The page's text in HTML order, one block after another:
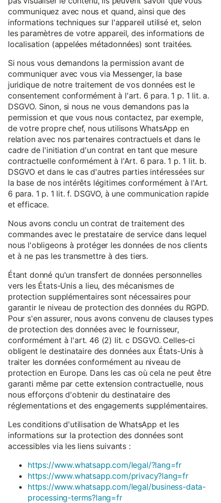
communiquez avec nous et quand, ainsi que des
informations techniques sur l'appareil utilisé et, selon
les paramètres de votre appareil, des informations de
localisation (appelées métadonnées) sont traitées.
Si nous vous demandons la permission avant de
communiquer avec vous via Messenger, la base
juridique de notre traitement de vos données est le
consentement conformément à l'art. 6 para. 1 p. 1 lit. a.
DSGVO. Sinon, si nous ne vous demandons pas la
permission et que vous nous contactez, par exemple,
de votre propre chef, nous utilisons WhatsApp en
relation avec nos partenaires contractuels et dans le
cadre de l'initiation d'un contrat en tant que mesure
contractuelle conformément à l'Art. 6 para. 1 p. 1 lit. b.
DSGVO et dans le cas d'autres parties intéressées sur
la base de nos intérêts légitimes conformément à l'Art.
6 para. 1 p. 1 lit. f. DSGVO, à une communication rapide
et efficace.
Nous avons conclu un contrat de traitement des
commandes avec le prestataire de service dans lequel
nous l'obligeons à protéger les données de nos clients
et à ne pas les transmettre à des tiers.
Étant donné qu'un transfert de données personnelles
vers les États-Unis a lieu, des mécanismes de
protection supplémentaires sont nécessaires pour
garantir le niveau de protection des données du RGPD.
Pour s'en assurer, nous avons convenu de clauses types
de protection des données avec le fournisseur,
conformément à l'art. 46 (2) lit. c DSGVO. Celles-ci
obligent le destinataire des données aux États-Unis à
traiter les données conformément au niveau de
protection en Europe. Dans les cas où cela ne peut être
garanti même par cette extension contractuelle, nous
nous efforçons d'obtenir du destinataire des
réglementations et des engagements supplémentaires.
Les conditions d'utilisation de WhatsApp et les
informations sur la protection des données sont
accessibles via les liens suivants :
https://www.whatsapp.com/legal/?lang=fr
https://www.whatsapp.com/privacy?lang=fr
https://www.whatsapp.com/legal/business-data-
processing-terms?lang=fr